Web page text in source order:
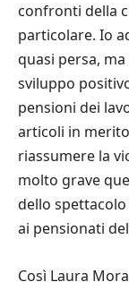
confronti della
particolare. Io
quasi persa,
sviluppo
pensioni dei
articoli in
riassumere la
molto grave
dello
ai pensionati
Così Laura